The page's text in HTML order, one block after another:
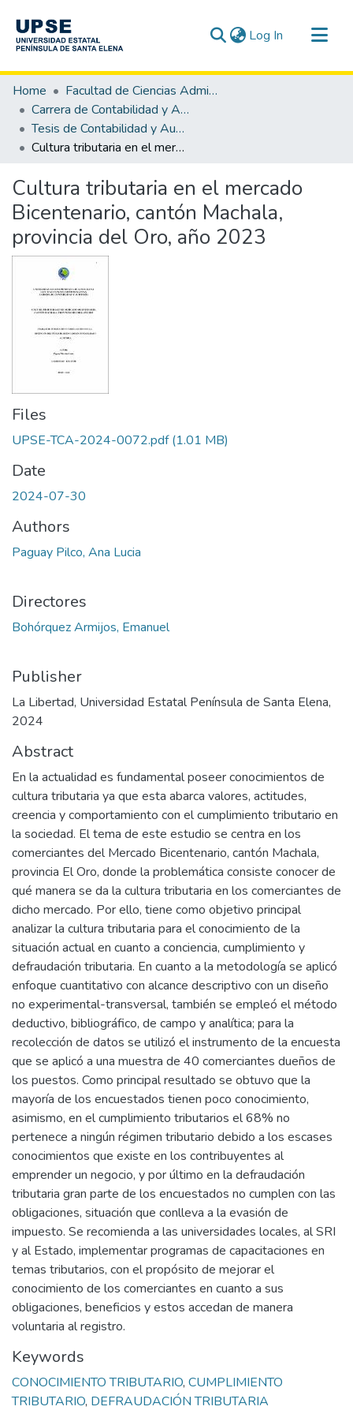
Log In (current)
Communities & Collections
All of DSpace
Statistics
Home
Facultad de Ciencias Administrativas
Carrera de Contabilidad y Auditoría
Tesis de Contabilidad y Auditoría
Cultura tributaria en el mercado Bicentenario, cantón Machala, provincia del Oro, año 2023
Cultura tributaria en el mercado
Bicentenario, cantón Machala,
provincia del Oro, año 2023
Files
UPSE-TCA-2024-0072.pdf(1.01 MB)
Date
2024-07-30
Authors
Paguay Pilco, Ana Lucia
Directores
Bohórquez Armijos, Emanuel
Publisher
La Libertad, Universidad Estatal Península de Santa Elena,
2024
Abstract
En la actualidad es fundamental poseer conocimientos de
cultura tributaria ya que esta abarca valores, actitudes,
creencia y comportamiento con el cumplimiento tributario en
la sociedad. El tema de este estudio se centra en los
comerciantes del Mercado Bicentenario, cantón Machala,
provincia El Oro, donde la problemática consiste conocer de
qué manera se da la cultura tributaria en los comerciantes de
dicho mercado. Por ello, tiene como objetivo principal
analizar la cultura tributaria para el conocimiento de la
situación actual en cuanto a conciencia, cumplimiento y
defraudación tributaria. En cuanto a la metodología se aplicó
enfoque cuantitativo con alcance descriptivo con un diseño
no experimental-transversal, también se empleó el método
deductivo, bibliográfico, de campo y analítica; para la
recolección de datos se utilizó el instrumento de la encuesta
que se aplicó a una muestra de 40 comerciantes dueños de
los puestos. Como principal resultado se obtuvo que la
mayoría de los encuestados tienen poco conocimiento,
asimismo, en el cumplimiento tributarios el 68% no
pertenece a ningún régimen tributario debido a los escases
conocimientos que existe en los contribuyentes al
emprender un negocio, y por último en la defraudación
tributaria gran parte de los encuestados no cumplen con las
obligaciones, situación que conlleva a la evasión de
impuesto. Se recomienda a las universidades locales, al SRI
y al Estado, implementar programas de capacitaciones en
temas tributarios, con el propósito de mejorar el
conocimiento de los comerciantes en cuanto a sus
obligaciones, beneficios y estos accedan de manera
voluntaria al registro.
Keywords
CONOCIMIENTO TRIBUTARIO, CUMPLIMIENTO
TRIBUTARIO, DEFRAUDACIÓN TRIBUTARIA